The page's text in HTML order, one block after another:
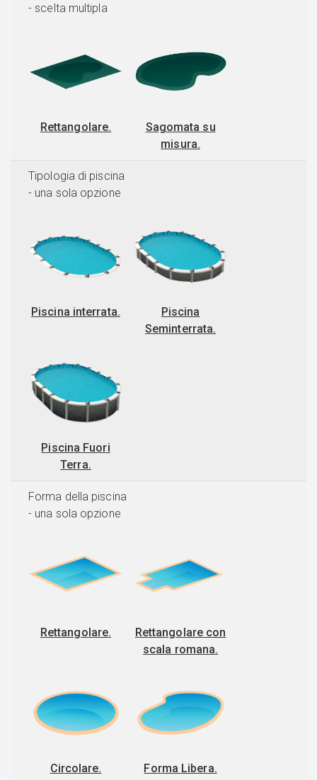
- scelta multipla
Rettangolare.
Sagomata su
misura.
Tipologia di piscina
- una sola opzione
Piscina interrata.
Piscina
Seminterrata.
Piscina Fuori
Terra.
Forma della piscina
- una sola opzione
Rettangolare.
Rettangolare con
scala romana.
Circolare. Forma Libera.